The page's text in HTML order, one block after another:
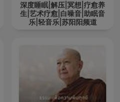
深度睡眠|解压|冥想|疗愈养
生|艺术疗愈|白噪音|助眠音
乐|轻音乐|苏阳阳频道